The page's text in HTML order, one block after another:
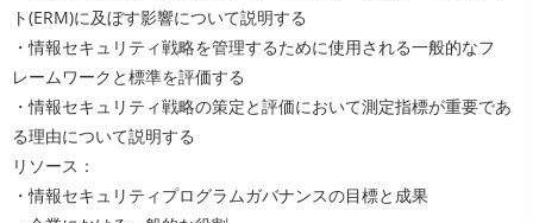
ト(ERM)に及ぼす影響について説明する
・情報セキュリティ戦略を管理するために使用される一般的なフ
レームワークと標準を評価する
・情報セキュリティ戦略の策定と評価において測定指標が重要であ
る理由について説明する
リソース：
・情報セキュリティプログラムガバナンスの目標と成果